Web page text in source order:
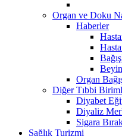
Organ ve Doku
Haberler
Organ
Diğer Tıbbi
Diyabet
Diyaliz
Sigara
Sağlık Turizmi